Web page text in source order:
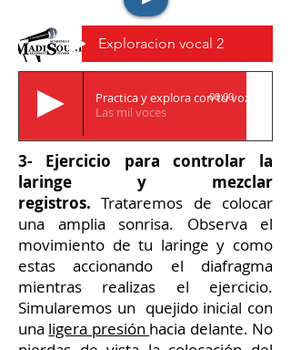
Exploracion vocal 2
Practica y explora con tu voz
Las mil voces
00:00
3- Ejercicio para controlar la
laringe y mezclar
registros. Trataremos de colocar
una amplia sonrisa. Observa el
movimiento de tu laringe y como
estas accionando el diafragma
mientras realizas el ejercicio.
Simularemos un quejido inicial con
una ligera presión hacia delante. No